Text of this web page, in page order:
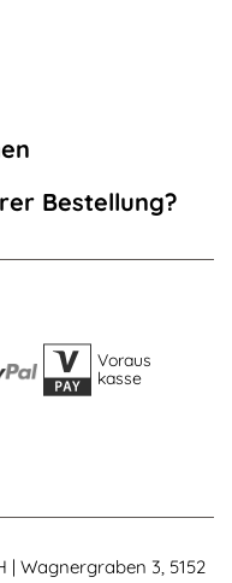
Bestellung?
Voraus
kasse
| Wagnergraben 3, 5152